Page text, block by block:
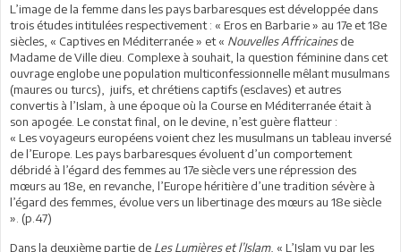
L’image de la femme dans les pays barbaresques est développée dans
trois études intitulées respectivement : « Eros en Barbarie » au 17e et 18e
siècles, « Captives en Méditerranée » et « Nouvelles Affricainesde
Madame de Ville dieu. Complexe à souhait, la question féminine dans cet
ouvrage englobe une population multiconfessionnelle mêlant musulmans
(maures ou turcs), juifs, et chrétiens captifs (esclaves) et autres
convertis à l’Islam, à une époque où la Course en Méditerranée était à
son apogée. Le constat final, on le devine, n’est guère flatteur :
« Les voyageurs européens voient chez les musulmans un tableau inversé
de l’Europe. Les pays barbaresques évoluent d’un comportement
débridé à l’égard des femmes au 17e siècle vers une répression des
mœurs au 18e, en revanche, l’Europe héritière d’une tradition sévère à
l’égard des femmes, évolue vers un libertinage des mœurs au 18e siècle
». (p.47)
Dans la deuxième partie de Les Lumières et l’Islam, « L’Islam vu par les